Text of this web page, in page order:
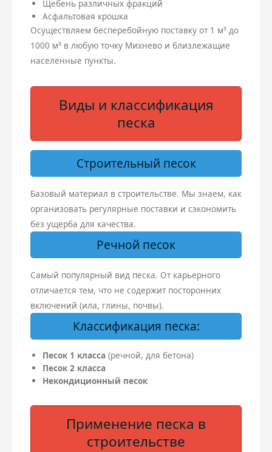
Щебень различных фракций
Асфальтовая крошка
Осуществляем бесперебойную поставку от 1 м³ до
1000 м³ в любую точку Михнево и близлежащие
населенные пункты.
Виды и классификация
песка
Строительный песок
Базовый материал в строительстве. Мы знаем, как
организовать регулярные поставки и сэкономить
без ущерба для качества.
Речной песок
Самый популярный вид песка. От карьерного
отличается тем, что не содержит посторонних
включений (ила, глины, почвы).
Классификация песка:
Песок 1 класса (речной, для бетона)
Песок 2 класса
Некондиционный песок
Применение песка в
строительстве